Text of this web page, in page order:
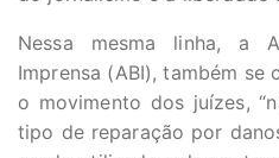
Nessa mesma linha, a
Imprensa (ABI), também
o movimento dos juízes,
tipo de reparação por